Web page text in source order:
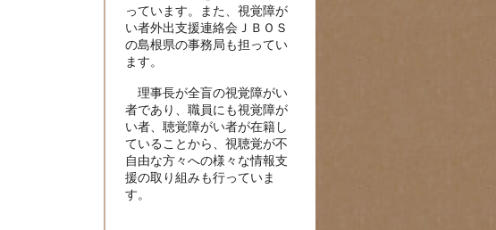
っています。また、視覚障が
い者外出支援連絡会ＪＢＯＳ
の島根県の事務局も担ってい
ます。
理事長が全盲の視覚障がい
者であり、職員にも視覚障が
い者、聴覚障がい者が在籍し
ていることから、視聴覚が不
自由な方々への様々な情報支
援の取り組みも行っていま
す。